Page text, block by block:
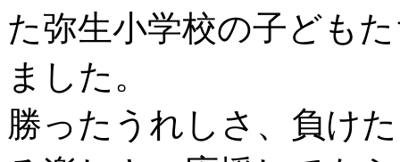
た弥生小学校の子ども
ました。
勝ったうれしさ、負け